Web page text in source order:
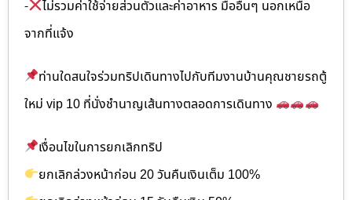
-
ไม่รวมค่าใช้จ่ายส่วนตัวและค่าอาหาร มื้ออื่นๆ นอกเหนือ
จากที่แจ้ง
ท่านใดสนใจร่วมทริปเดินทางไปกับทีมงานบ้านคุณชายรถตู้
ใหม่ vip 10 ที่นั่งชำนาญเส้นทางตลอดการเดินทาง
เงื่อนไขในการยกเลิกทริป
ยกเลิกล่วงหน้าก่อน 20 วันคืนเงินเต็ม 100%